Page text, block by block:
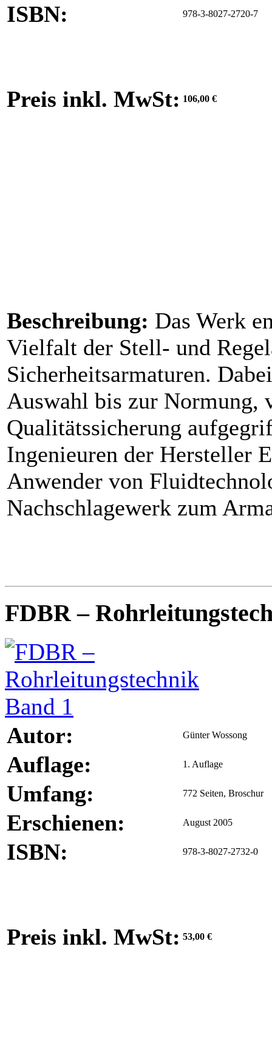
ISBN: 978-3-8027-2720-7
Preis inkl. MwSt: 106,00 €
Beschreibung: Das Werk
Vielfalt der Stell- und
Sicherheitsarmaturen.
Auswahl bis zur Normung,
Qualitätssicherung
Ingenieuren der Hersteller
Anwender von
Nachschlagewerk zum
FDBR –
Autor: Günter Wossong
Auflage: 1. Auflage
Umfang: 772 Seiten, Broschur
Erschienen: August 2005
ISBN: 978-3-8027-2732-0
Preis inkl. MwSt: 53,00 €